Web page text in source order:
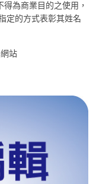
為商業目的之使用，
定的方式表彰其姓名
站